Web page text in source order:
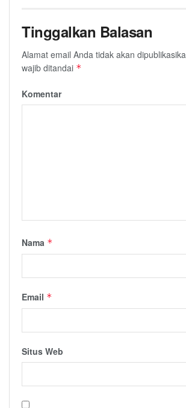
Tinggalkan Balasan
Alamat email Anda tidak akan
wajib ditandai *
Komentar
Nama *
Email *
Situs Web